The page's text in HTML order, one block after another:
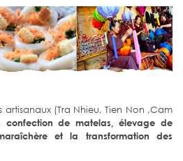
artisanaux (Tra Nhieu, Tien Non ,Cam
confection de matelas, élevage de
et la transformation des